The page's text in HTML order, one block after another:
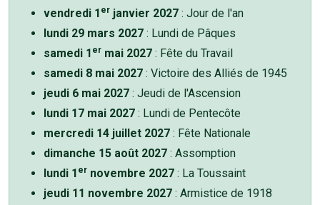
vendredi 1 er janvier 2027 : Jour de l'an
lundi 29 mars 2027 : Lundi de Pâques
samedi 1 er mai 2027 : Fête du Travail
samedi 8 mai 2027 : Victoire des Alliés de 1945
jeudi 6 mai 2027 : Jeudi de l'Ascension
lundi 17 mai 2027 : Lundi de Pentecôte
mercredi 14 juillet 2027 : Fête Nationale
dimanche 15 août 2027 : Assomption
lundi 1 er novembre 2027 : La Toussaint
jeudi 11 novembre 2027 : Armistice de 1918